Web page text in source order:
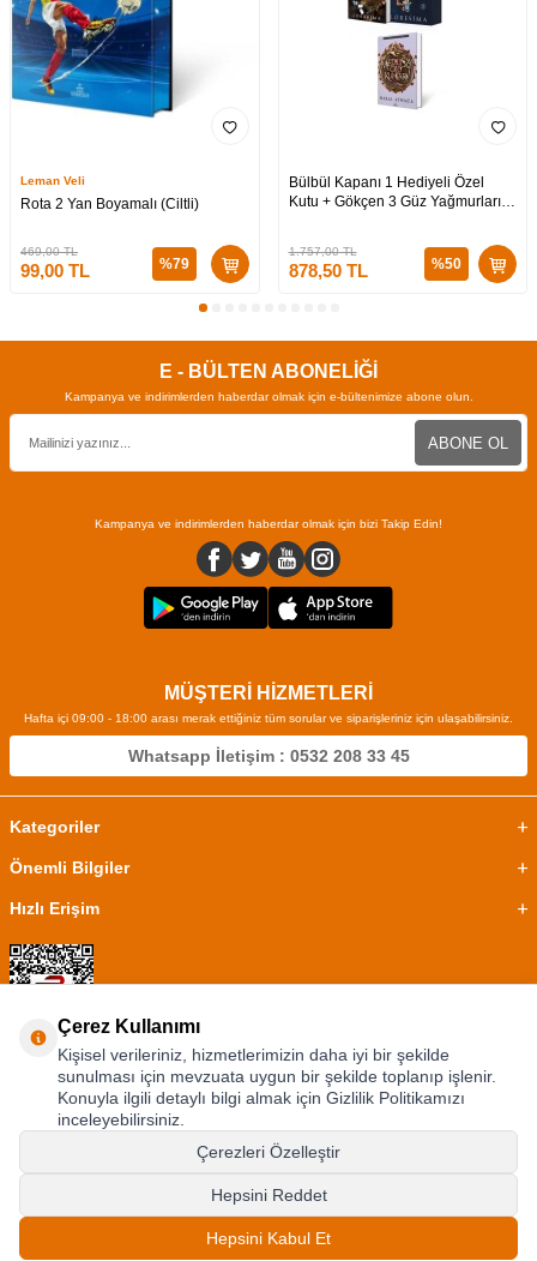
Leman Veli
Rota 2 Yan Boyamalı (Ciltli)
469,00TL
99,00 TL %79
Bülbül Kapanı 1 Hediyeli Özel
Kutu + Gökçen 3 Güz Yağmurları
1.757,00TL
878,50TL %50
E - BÜLTEN ABONELİĞİ
Kampanya ve indirimlerden haberdar olmak için e-bültenimize abone olun.
ABONE OL
Kampanya ve indirimlerden haberdar olmak için bizi Takip Edin!
MÜŞTERİ HİZMETLERİ
Hafta içi 09:00 - 18:00 arası merak ettiğiniz tüm sorular ve siparişleriniz için ulaşabilirsiniz.
Whatsapp İletişim : 0532 208 33 45
Kategoriler
Önemli Bilgiler
Hızlı Erişim
©2024 Tüm Hakkı Saklıdır.Ephesus Dükkan
Çerez Kullanımı
Kişisel verileriniz, hizmetlerimizin daha iyi bir şekilde
sunulması için mevzuata uygun bir şekilde toplanıp işlenir.
Konuyla ilgili detaylı bilgi almak için Gizlilik Politikamızı
inceleyebilirsiniz.
Çerezleri Özelleştir
Hepsini Reddet
Hepsini Kabul Et